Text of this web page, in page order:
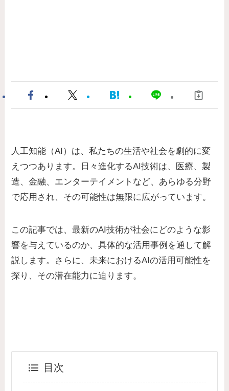
人工知能（AI）は、私たちの生活や社会を劇的に変
えつつあります。日々進化するAI技術は、医療、製
造、金融、エンターテイメントなど、あらゆる分野
で応用され、その可能性は無限に広がっています。
この記事では、最新のAI技術が社会にどのような影
響を与えているのか、具体的な活用事例を通して解
説します。さらに、未来におけるAIの活用可能性を
探り、その潜在能力に迫ります。
目次